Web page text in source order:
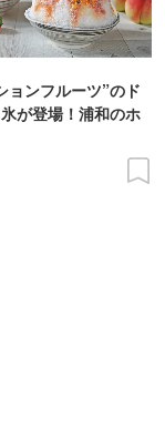
ョンフルーツ”のド
が登場！浦和のホ